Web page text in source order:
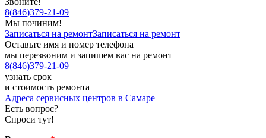
8(846)379-21-09
Мы починим!
Записаться на ремонтЗаписаться на ремонт
Оставьте имя и номер телефона
мы перезвоним и запишем вас на ремонт
8(846)379-21-09
узнать срок
и стоимость ремонта
Адреса сервисных центров в Самаре
Есть вопрос?
Спроси тут!